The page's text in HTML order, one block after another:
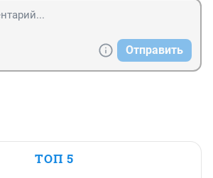
Отправить
ТОП 5